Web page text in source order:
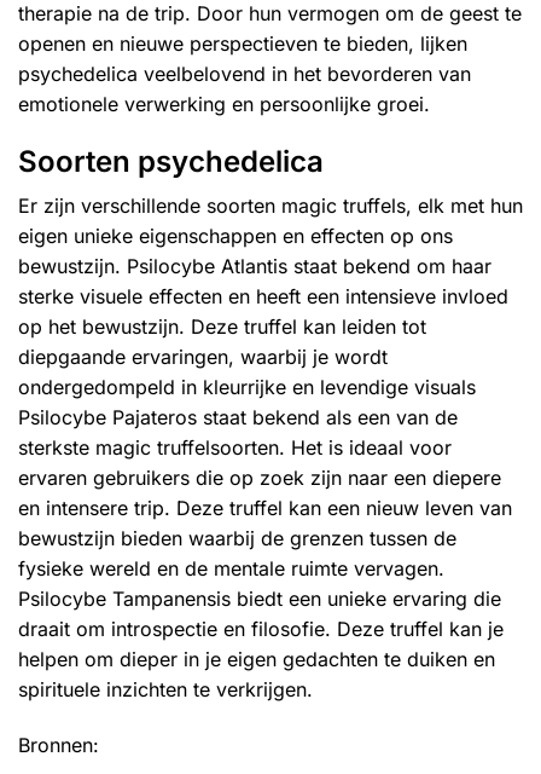
therapie na de trip. Door hun vermogen om de geest te
openen en nieuwe perspectieven te bieden, lijken
psychedelica veelbelovend in het bevorderen van
emotionele verwerking en persoonlijke groei.
Soorten psychedelica
Er zijn verschillende soorten magic truffels, elk met hun
eigen unieke eigenschappen en effecten op ons
bewustzijn. Psilocybe Atlantis staat bekend om haar
sterke visuele effecten en heeft een intensieve invloed
op het bewustzijn. Deze truffel kan leiden tot
diepgaande ervaringen, waarbij je wordt
ondergedompeld in kleurrijke en levendige visuals
Psilocybe Pajateros staat bekend als een van de
sterkste magic truffelsoorten. Het is ideaal voor
ervaren gebruikers die op zoek zijn naar een diepere
en intensere trip. Deze truffel kan een nieuw leven van
bewustzijn bieden waarbij de grenzen tussen de
fysieke wereld en de mentale ruimte vervagen.
Psilocybe Tampanensis biedt een unieke ervaring die
draait om introspectie en filosofie. Deze truffel kan je
helpen om dieper in je eigen gedachten te duiken en
spirituele inzichten te verkrijgen.
Bronnen: